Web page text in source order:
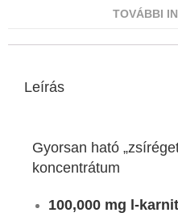
TOVÁBBI
Leírás
Gyorsan ható
koncentrátum
100,000 mg l-